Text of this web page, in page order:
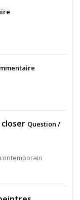
Question /